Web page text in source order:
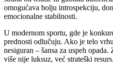
omogućava bolju introspekciju,
emocionalne stabilnosti.
U modernom sportu, gde je
prednosti odlučuju. Ako je telo
nesiguran – šansa za uspeh
više nije luksuz, već strateški resurs.